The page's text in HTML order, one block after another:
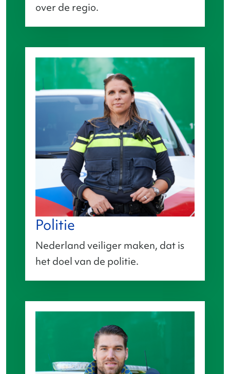
over de regio.
Politie
Nederland veiliger maken, dat is
het doel van de politie.